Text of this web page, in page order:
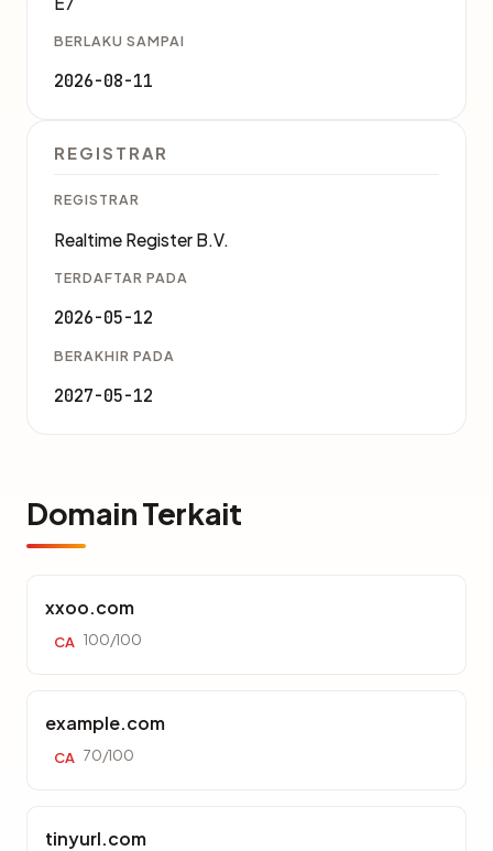
BERLAKU SAMPAI
2026-08-11
REGISTRAR
REGISTRAR
Realtime Register B.V.
TERDAFTAR PADA
2026-05-12
BERAKHIR PADA
2027-05-12
Domain Terkait
xxoo.com
CA 100/100
example.com
CA 70/100
tinyurl.com